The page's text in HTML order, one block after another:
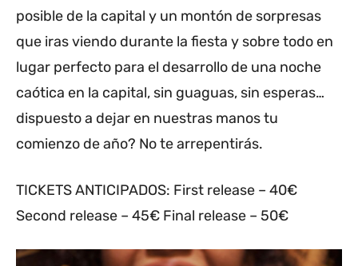
posible de la capital y un montón de sorpresas
que iras viendo durante la fiesta y sobre todo en
lugar perfecto para el desarrollo de una noche
caótica en la capital, sin guaguas, sin esperas…
dispuesto a dejar en nuestras manos tu
comienzo de año? No te arrepentirás.
TICKETS ANTICIPADOS: First release – 40€
Second release – 45€ Final release – 50€